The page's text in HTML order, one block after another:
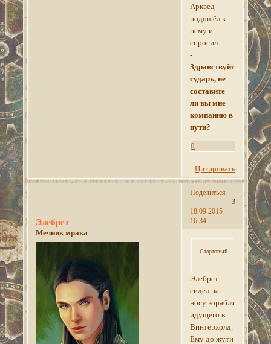
Арквед
подошёл к
нему и
спросил:
-
Здравствуйте,
сударь, не
составите
ли вы мне
компанию в
пути?
0
Цитировать
Поделиться
3
18.09.2015
16:34
Элебрет
Мечник мрака
Стартовый.
Элебрет
сидел на
носу корабля
идущего в
Винтерхолд.
Ему до жути